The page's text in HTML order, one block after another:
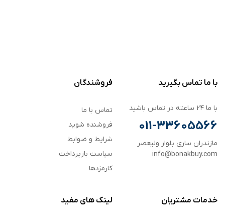
با ما تماس بگیرید
با ما ۲۴ ساعته در تماس باشید
011-33605566
مازندران ساری بلوار ولیعصر
info@bonakbuy.com
فروشندگان
تماس با ما
فروشنده شوید
شرایط و ضوابط
سیاست بازپرداخت
کارمزدها
خدمات مشتریان لینک های مفید